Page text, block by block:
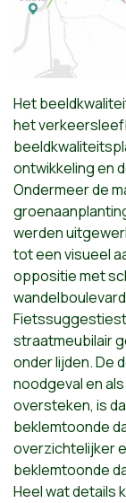
Het
het
ontwikkeling en
Ondermeer de
werden
tot een visueel
oppositie met
straatmeubilair
onder lijden. De
noodgeval en
oversteken, is
beklemtoonde
overzichtelijker
beklemtoonde
Heel wat details